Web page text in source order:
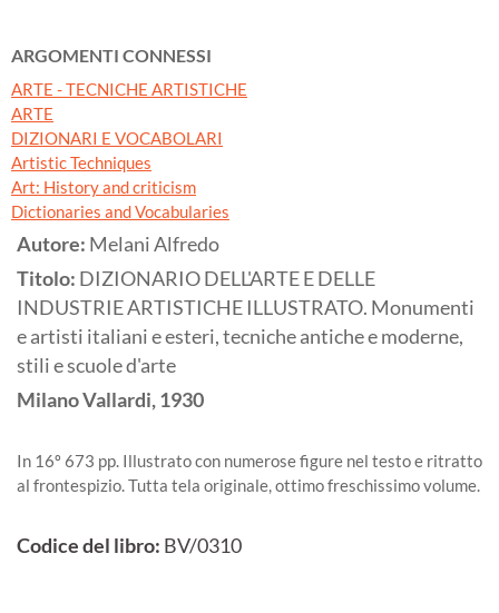
ARGOMENTI CONNESSI
ARTE - TECNICHE ARTISTICHE
ARTE
DIZIONARI E VOCABOLARI
Artistic Techniques
Art: History and criticism
Dictionaries and Vocabularies
Autore: Melani Alfredo
Titolo: DIZIONARIO DELL'ARTE E DELLE
INDUSTRIE ARTISTICHE ILLUSTRATO. Monumenti
e artisti italiani e esteri, tecniche antiche e moderne,
stili e scuole d'arte
MilanoVallardi,1930
In 16º 673 pp. Illustrato con numerose figure nel testo e ritratto
al frontespizio. Tutta tela originale, ottimo freschissimo volume.
Codice del libro: BV/0310